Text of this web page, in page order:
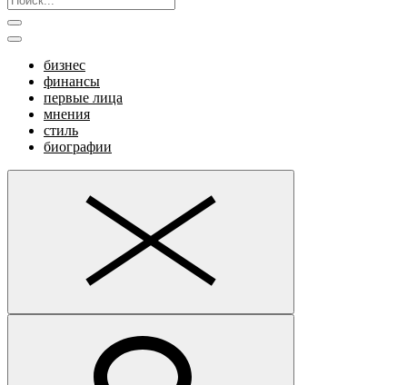
бизнес
финансы
первые лица
мнения
стиль
биографии